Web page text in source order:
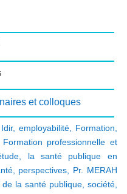
et colloques
, employabilité, Formation
Formation professionnelle et
la santé publique en
, perspectives
Pr. MERAH
la santé publique, société,